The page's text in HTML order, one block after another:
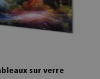
sur verre